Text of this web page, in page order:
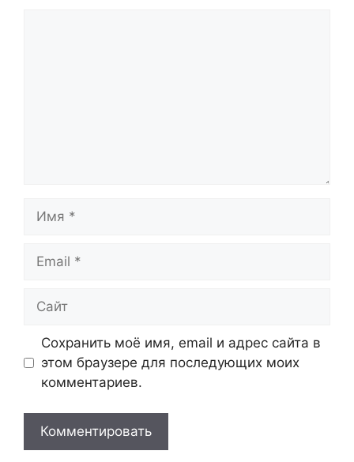
Имя
Email
Сайт
Сохранить моё имя, email и адрес сайта в
этом браузере для последующих моих
комментариев.